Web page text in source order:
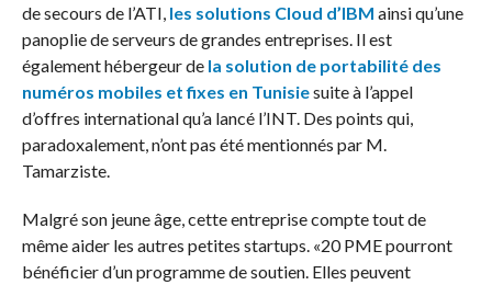
de secours de l’ATI, les solutions Cloud d’IBM ainsi qu’une
panoplie de serveurs de grandes entreprises. Il est
également hébergeur de la solution de portabilité des
numéros mobiles et fixes en Tunisiesuite à l’appel
d’offres international qu’a lancé l’INT. Des points qui,
paradoxalement, n’ont pas été mentionnés par M.
Tamarziste.
Malgré son jeune âge, cette entreprise compte tout de
même aider les autres petites startups. «20 PME pourront
bénéficier d’un programme de soutien. Elles peuvent